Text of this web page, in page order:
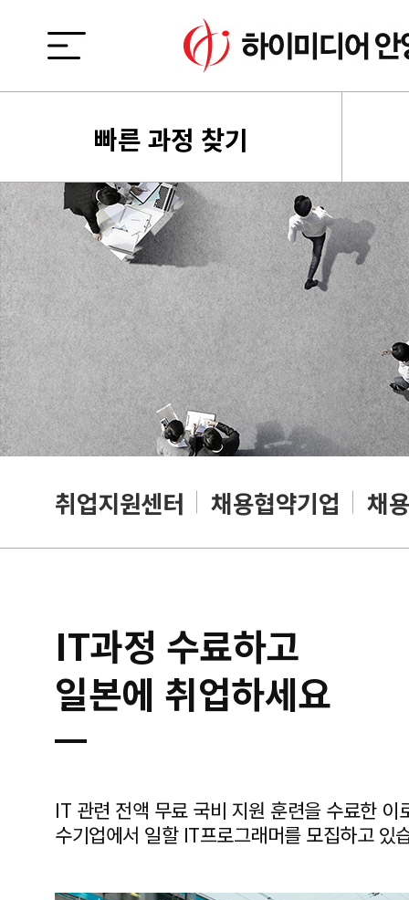
빠른 과정 찾기
취업지원센터 채용협약기업 채
IT과정 수료하고
일본에 취업하세요
IT 관련 전액 무료 국비 지원 훈련을 수료한 이
수기업에서 일할 IT프로그래머를 모집하고 있